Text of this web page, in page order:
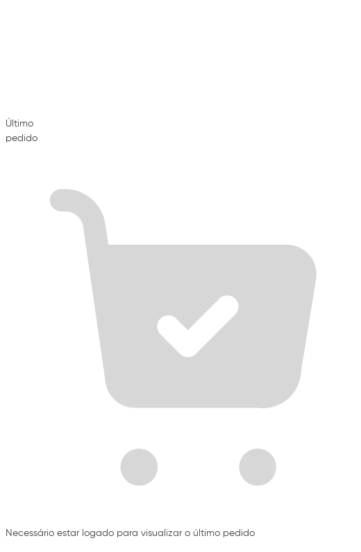
Último
pedido
Necessário estar logado para visualizar o último pedido